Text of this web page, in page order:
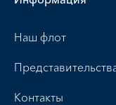
Наш флот
Контакты